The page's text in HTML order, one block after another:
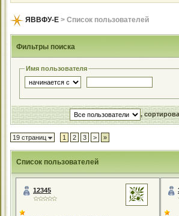
ЯВВФУ-Е > Список пользователей
Фильтры поиска
Имя пользователя
,
19 страниц 1 2 3 > »
Список пользователей
12345